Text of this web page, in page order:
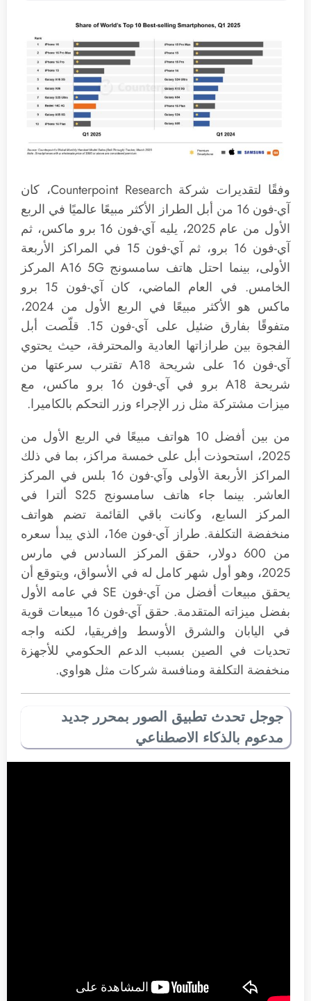
وفقًا لتقديرات شركة Counterpoint Research، كان
آي-فون 16 من أبل الطراز الأكثر مبيعًا عالميًا في الربع
الأول من عام 2025، يليه آي-فون 16 برو ماكس، ثم
آي-فون 16 برو، ثم آي-فون 15 في المراكز الأربعة
الأولى، بينما احتل هاتف سامسونج A16 5G المركز
الخامس. في العام الماضي، كان آي-فون 15 برو
ماكس هو الأكثر مبيعًا في الربع الأول من 2024،
متفوقًا بفارق ضئيل على آي-فون 15. قلّصت أبل
الفجوة بين طرازاتها العادية والمحترفة، حيث يحتوي
آي-فون 16 على شريحة A18 تقترب سرعتها من
شريحة A18 برو في آي-فون 16 برو ماكس، مع
ميزات مشتركة مثل زر الإجراء وزر التحكم بالكاميرا.
من بين أفضل 10 هواتف مبيعًا في الربع الأول من
2025، استحوذت أبل على خمسة مراكز، بما في ذلك
المراكز الأربعة الأولى وآي-فون 16 بلس في المركز
العاشر. بينما جاء هاتف سامسونج S25 ألترا في
المركز السابع، وكانت باقي القائمة تضم هواتف
منخفضة التكلفة. طراز آي-فون 16e، الذي يبدأ سعره
من 600 دولار، حقق المركز السادس في مارس
2025، وهو أول شهر كامل له في الأسواق، ويتوقع أن
يحقق مبيعات أفضل من آي-فون SE في عامه الأول
بفضل ميزاته المتقدمة. حقق آي-فون 16 مبيعات قوية
في اليابان والشرق الأوسط وإفريقيا، لكنه واجه
تحديات في الصين بسبب الدعم الحكومي للأجهزة
منخفضة التكلفة ومنافسة شركات مثل هواوي.
جوجل تحدث تطبيق الصور بمحرر جديد
مدعوم بالذكاء الاصطناعي